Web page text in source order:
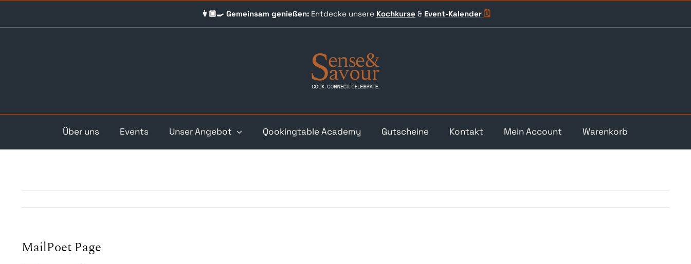
content
👩🏼‍🍳 Gemeinsam genießen: Entdecke unsere Kochkurse & Event-Kalender 🗓️
Über uns Events Unser Angebot Qookingtable Academy Gutscheine Kontakt Mein Account Warenkorb
MailPoet Page